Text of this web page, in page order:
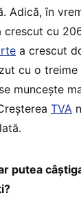
Adică, în
crescut cu
a crescut
cu o
muncește
TVA
putea